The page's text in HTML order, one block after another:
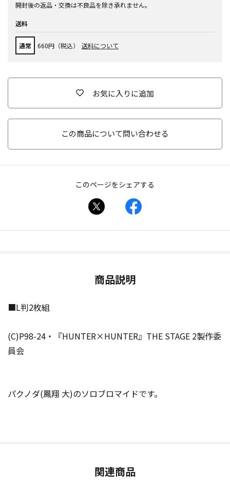
開封後の返品・交換は不良品を除き承れません。
送料
通常 660円（税込） 送料について
お気に入りに追加
この商品について問い合わせる
このページをシェアする
商品説明
■L判2枚組
(C)P98-24・『HUNTER×HUNTER』THE STAGE 2製作委
員会
パクノダ(鳳翔 大)のソロブロマイドです。
関連商品